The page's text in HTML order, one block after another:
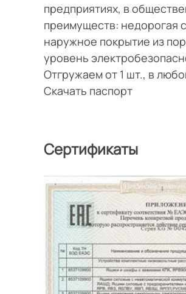
предприятиях, в
преимуществ: недорогая
наружное покрытие из
уровень
Отгружаем от 1 шт., в
Скачать паспорт
Сертификаты